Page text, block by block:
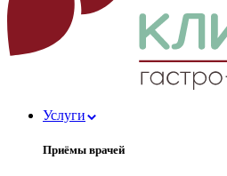
Услуги
Приёмы врачей